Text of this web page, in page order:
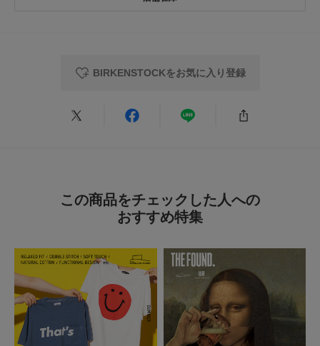
BIRKENSTOCKをお気に入り登録
この商品をチェックした人への
おすすめ特集